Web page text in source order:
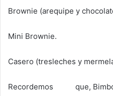
Brownie (arequipe y
Mini Brownie.
Casero (tresleches y
Recordemos que, Bimbo,